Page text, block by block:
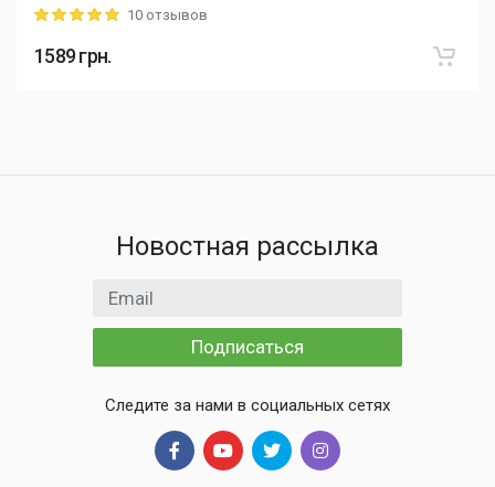
Rating: 5 out of 510 отзывов
1589грн.
Новостная рассылка
Email адрес
Подписаться
Следите за нами в социальных сетях